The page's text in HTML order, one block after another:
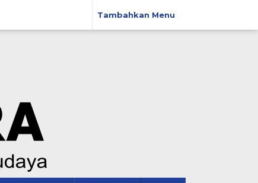
Tambahkan Menu